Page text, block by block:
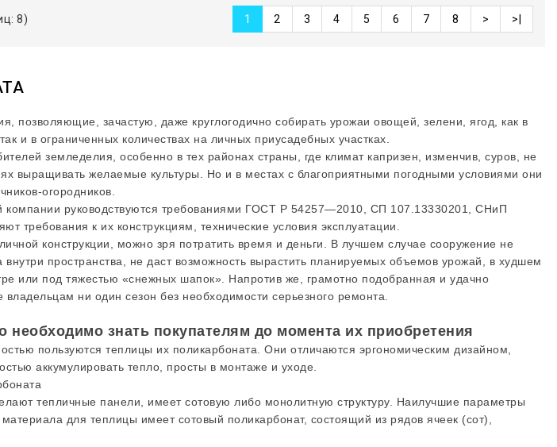
8) 1 2 3 4 5 6 7 8 > >|
позволяющие, зачастую, даже круглогодично собирать урожаи овощей, зелени, ягод, как в
и в ограниченных количествах на личных приусадебных участках.
земледелия, особенно в тех районах страны, где климат капризен, изменчив, суров, не
выращивать желаемые культуры. Но и в местах с благоприятными погодными условиями они
огородников.
компании руководствуются требованиями ГОСТ Р 54257—2010, СП 107.13330201, СНиП
требования к их конструкциям, технические условия эксплуатации.
конструкции, можно зря потратить время и деньги. В лучшем случае сооружение не
пространства, не даст возможность вырастить планируемых объемов урожай, в худшем
или под тяжестью «снежных шапок». Напротив же, грамотно подобранная и удачно
владельцам ни один сезон без необходимости серьезного ремонта.
необходимо знать покупателям до момента их приобретения
пользуются теплицы их поликарбоната. Они отличаются эргономическим дизайном,
аккумулировать тепло, просты в монтаже и уходе.
тепличные панели, имеет сотовую либо монолитную структуру. Наилучшие параметры
для теплицы имеет сотовый поликарбонат, состоящий из рядов ячеек (сот),